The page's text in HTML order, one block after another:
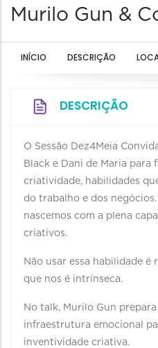
Murilo Gun &
INÍCIO DESCRIÇÃO
DESCRIÇÃO
O Sessão Dez4Meia
Black e Dani de Maria para
criatividade, habilidades
do trabalho e dos
nascemos com a plena
criativos.
Não usar essa habilidade
que nos é intrínseca.
No talk, Murilo Gun
infraestrutura emocional
inventividade criativa.